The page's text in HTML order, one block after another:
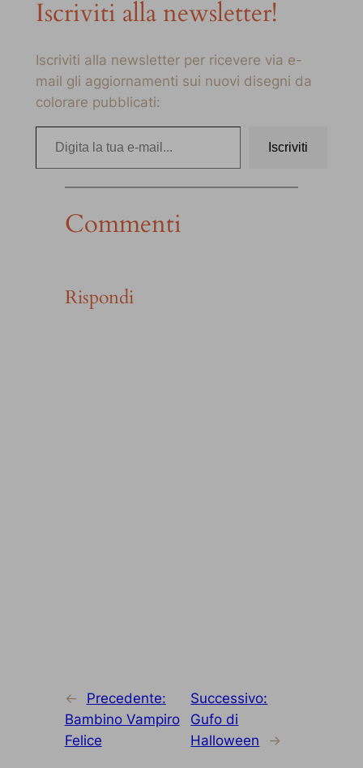
Iscriviti alla newsletter!
Iscriviti alla newsletter per ricevere via e-
mail gli aggiornamenti sui nuovi disegni da
colorare pubblicati:
Digita la tua e-mail…
Iscriviti
Commenti
Rispondi
←
Precedente:
Bambino Vampiro
Felice
Successivo:
Gufo di
Halloween
→